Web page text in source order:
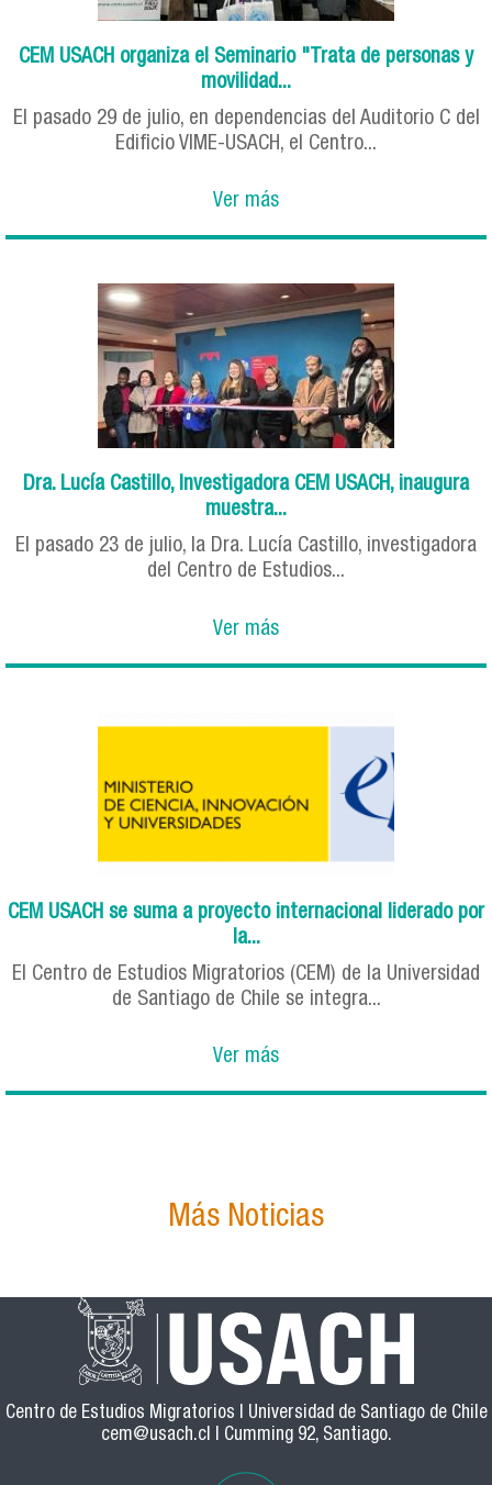
CEM USACH organiza el Seminario "Trata de personas y
movilidad...
El pasado 29 de julio, en dependencias del Auditorio C del
Edificio VIME-USACH, el Centro...
Ver más
Dra. Lucía Castillo, Investigadora CEM USACH, inaugura
muestra...
El pasado 23 de julio, la Dra. Lucía Castillo, investigadora
del Centro de Estudios...
Ver más
CEM USACH se suma a proyecto internacional liderado por
la...
El Centro de Estudios Migratorios (CEM) de la Universidad
de Santiago de Chile se integra...
Ver más
Más Noticias
Centro de Estudios Migratorios | Universidad de Santiago de Chile
cem@usach.cl | Cumming 92, Santiago.